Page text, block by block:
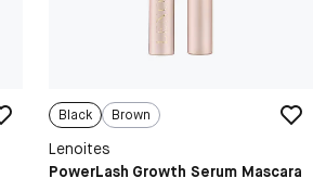
Black Brown
Lenoites
PowerLash Growth Serum Mascara